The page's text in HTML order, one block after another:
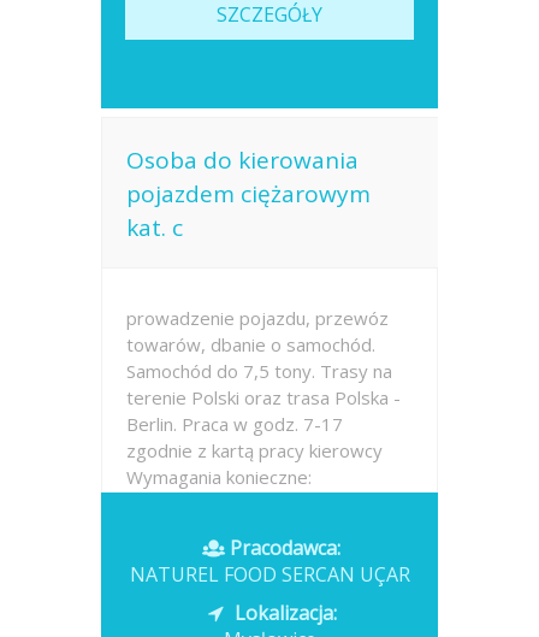
SZCZEGÓŁY
Osoba do kierowania
pojazdem ciężarowym
kat. c
prowadzenie pojazdu, przewóz
towarów, dbanie o samochód.
Samochód do 7,5 tony. Trasy na
terenie Polski oraz trasa Polska -
Berlin. Praca w godz. 7-17
zgodnie z kartą pracy kierowcy
Wymagania konieczne:
Opublikowano: wczoraj
Pracodawca:
NATUREL FOOD SERCAN UÇAR
Lokalizacja: